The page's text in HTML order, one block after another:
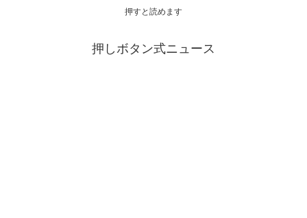
押すと読めます
押しボタン式ニュース